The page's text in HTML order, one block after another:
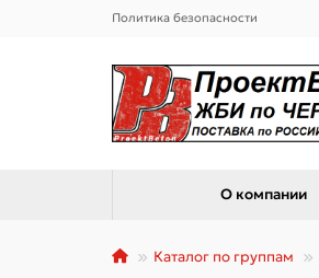
Политика безопасности
О компании
Каталог по группам